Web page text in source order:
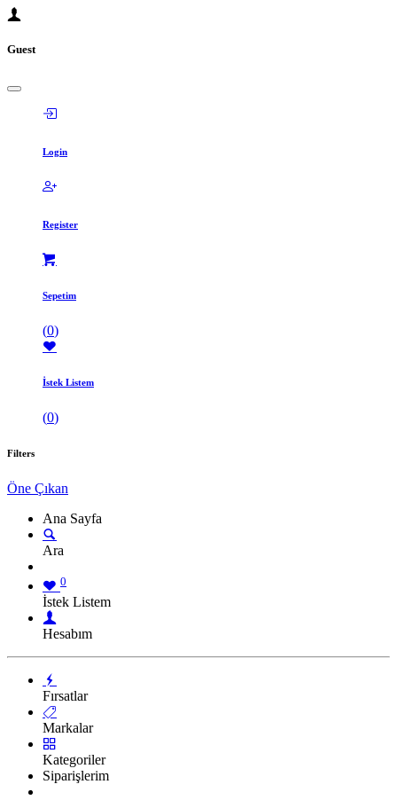
Guest
Login
Register
Sepetim
(0)
İstek Listem
(0)
Filters
Öne Çıkan
Ana Sayfa
Ara
0
İstek Listem
Hesabım
Fırsatlar
Markalar
Kategoriler
Siparişlerim